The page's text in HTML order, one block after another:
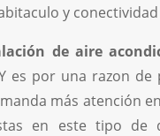
y
de aire
es por una razon
más atención
en este tipo de